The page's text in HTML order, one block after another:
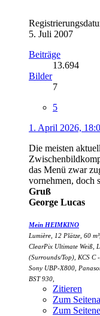
5. Juli 2007
Beiträge
13.694
Bilder
7
5
1. April 2026,
Die meisten
das Menü zwar
vornehmen, doch
Gruß
George Lucas
Mein HEIMKINO
Lumière, 12 Plätze, 60
ClearPix Ultimate Weiß,
(Surrounds/Top), KCS C
Sony UBP-X800,
BST 930,
Zitieren
Zum
Zum